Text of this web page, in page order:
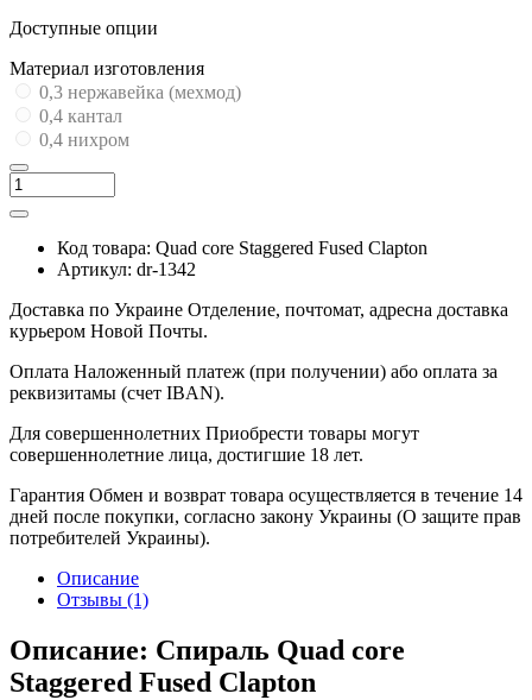
Доступные опции
Материал изготовления
0,3 нержавейка (мехмод)
0,4 кантал
0,4 нихром
Код товара: Quad core Staggered Fused Clapton
Артикул: dr-1342
Доставка по Украине Отделение, почтомат, адресна доставка
курьером Новой Почты.
Оплата Наложенный платеж (при получении) або оплата за
реквизитамы (счет IBAN).
Для совершеннолетних Приобрести товары могут
совершеннолетние лица, достигшие 18 лет.
Гарантия Обмен и возврат товара осуществляется в течение 14
дней после покупки, согласно закону Украины (О защите прав
потребителей Украины).
Описание
Отзывы (1)
Описание: Спираль Quad core
Staggered Fused Clapton